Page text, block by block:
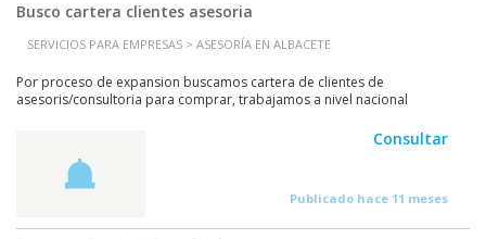
Busco cartera clientes asesoria
SERVICIOS PARA EMPRESAS > ASESORÍA EN ALBACETE
Por proceso de expansion buscamos cartera de clientes de
asesoris/consultoria para comprar, trabajamos a nivel nacional
Consultar
Publicado hace 11 meses